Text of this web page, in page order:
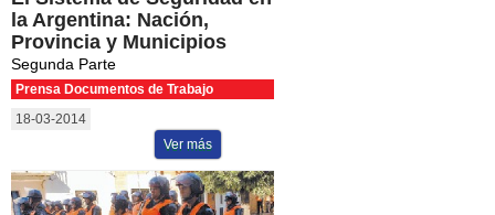
la Argentina: Nación,
Provincia y Municipios
Segunda Parte
Prensa Documentos de Trabajo
18-03-2014
Ver más